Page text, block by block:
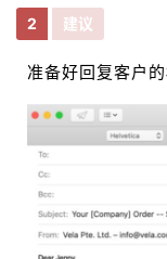
首
2 建议
准备好回复客户